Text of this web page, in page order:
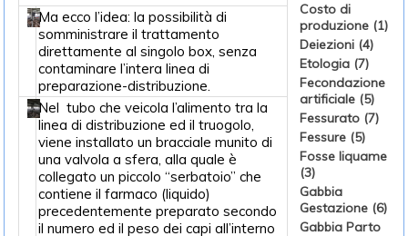
Ma ecco l’idea: la possibilità di
somministrare il trattamento
direttamente al singolo box, senza
contaminare l’intera linea di
preparazione-distribuzione.
Nel tubo che veicola l’alimento tra la
linea di distribuzione ed il truogolo,
viene installato un bracciale munito di
una valvola a sfera, alla quale è
collegato un piccolo “serbatoio” che
contiene il farmaco (liquido)
precedentemente preparato secondo
il numero ed il peso dei capi all’interno
Costo di
produzione (1)
Deiezioni (4)
Etologia (7)
Fecondazione
artificiale (5)
Fessurato (7)
Fessure (5)
Fosse liquame
(3)
Gabbia
Gestazione (6)
Gabbia Parto